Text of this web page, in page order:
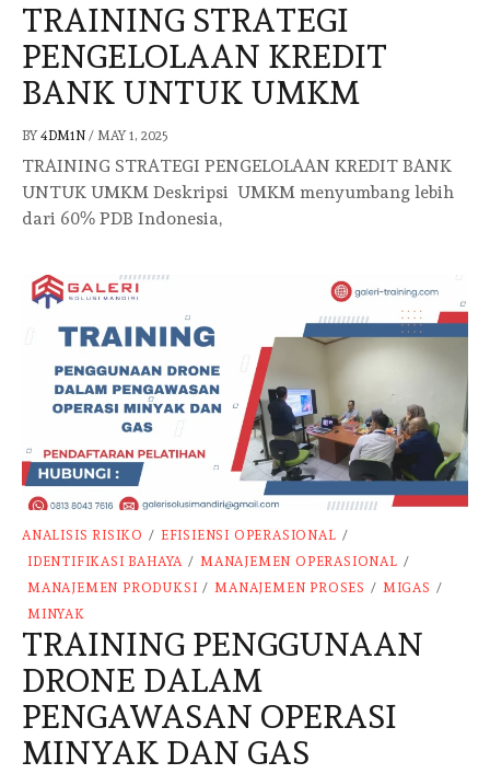
TRAINING STRATEGI
PENGELOLAAN KREDIT
BANK UNTUK UMKM
BY 4DM1N / MAY 1, 2025
TRAINING STRATEGI PENGELOLAAN KREDIT BANK
UNTUK UMKM Deskripsi UMKM menyumbang lebih
dari 60% PDB Indonesia,
ANALISIS RISIKO / EFISIENSI OPERASIONAL /
IDENTIFIKASI BAHAYA / MANAJEMEN OPERASIONAL /
MANAJEMEN PRODUKSI / MANAJEMEN PROSES / MIGAS /
MINYAK
TRAINING PENGGUNAAN
DRONE DALAM
PENGAWASAN OPERASI
MINYAK DAN GAS